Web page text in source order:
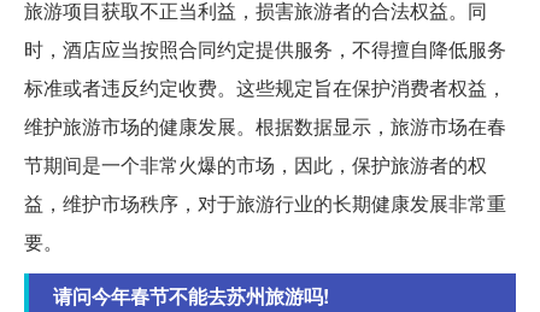
旅游项目获取不正当利益，损害旅游者的合法权益。同
时，酒店应当按照合同约定提供服务，不得擅自降低服务
标准或者违反约定收费。这些规定旨在保护消费者权益，
维护旅游市场的健康发展。根据数据显示，旅游市场在春
节期间是一个非常火爆的市场，因此，保护旅游者的权
益，维护市场秩序，对于旅游行业的长期健康发展非常重
要。
请问今年春节不能去苏州旅游吗!